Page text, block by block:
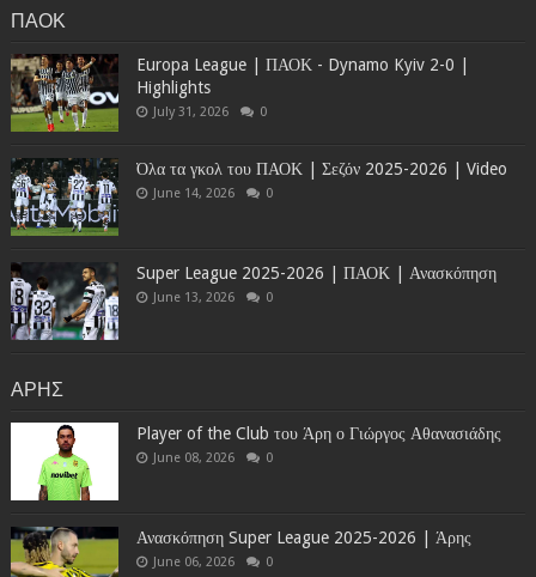
ΠΑΟΚ
Europa League | ΠΑΟΚ - Dynamo Kyiv 2-0 |
Highlights
July 31, 2026 0
Όλα τα γκολ του ΠΑΟΚ | Σεζόν 2025-2026 | Video
June 14, 2026 0
Super League 2025-2026 | ΠΑΟΚ | Ανασκόπηση
June 13, 2026 0
ΑΡΗΣ
Player of the Club του Άρη ο Γιώργος Αθανασιάδης
June 08, 2026 0
Ανασκόπηση Super League 2025-2026 | Άρης
June 06, 2026 0